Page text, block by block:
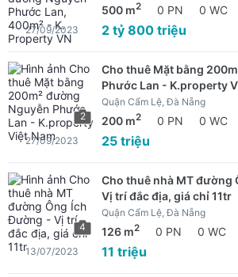
500 m2 0 PN 0 WC
2 tỷ 800 triệu
27/09/2023
2
Cho thuê Mặt bằng
Phước Lan - K.property
Quận Cẩm Lệ, Đà Nẵng
200 m2 0 PN 0 WC
25 triệu
27/09/2023
4
Cho thuê nhà MT đường
Vị trí đắc địa, giá chỉ 11tr
Quận Cẩm Lệ, Đà Nẵng
126 m2 0 PN 0 WC
11 triệu
13/07/2023